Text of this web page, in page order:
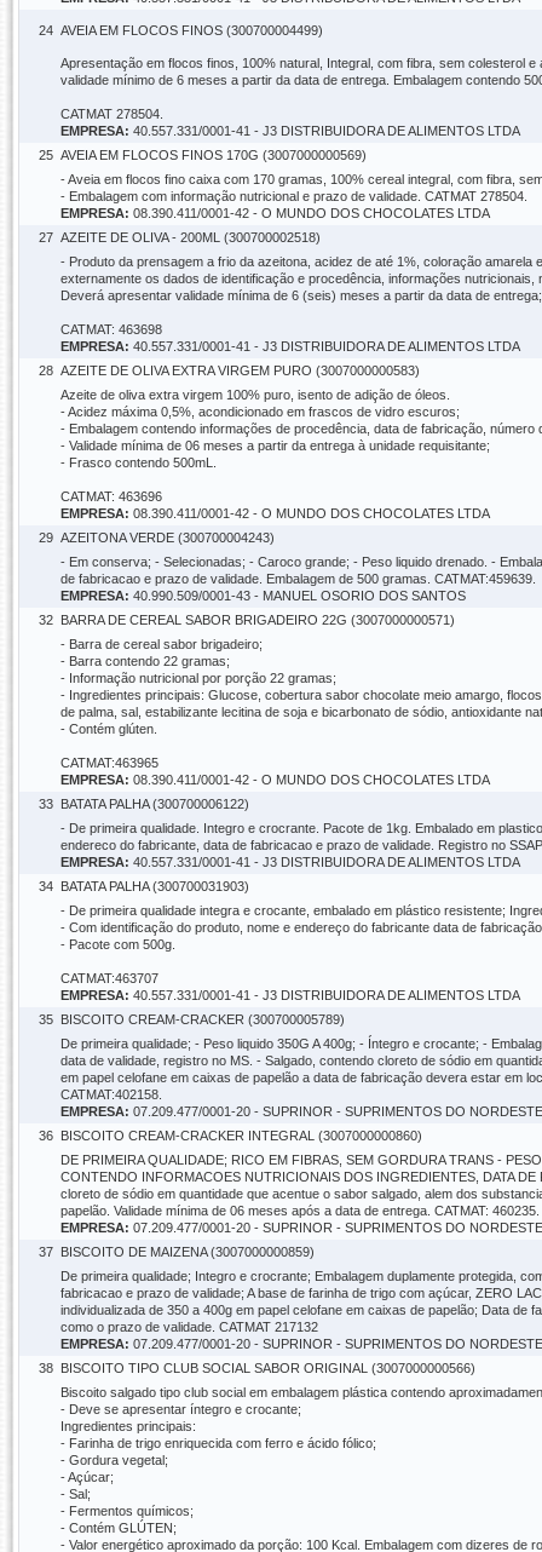
24 AVEIA EM FLOCOS FINOS (300700004499)
Apresentação em flocos finos, 100% natural, Integral, com fibra, sem colesterol
validade mínimo de 6 meses a partir da data de entrega. Embalagem contendo
CATMAT 278504.
EMPRESA: 40.557.331/0001-41 - J3 DISTRIBUIDORA DE ALIMENTOS LTDA
25 AVEIA EM FLOCOS FINOS 170G (3007000000569)
- Aveia em flocos fino caixa com 170 gramas, 100% cereal integral, com fibra,
- Embalagem com informação nutricional e prazo de validade. CATMAT 278504.
EMPRESA: 08.390.411/0001-42 - O MUNDO DOS CHOCOLATES LTDA
27 AZEITE DE OLIVA - 200ML (300700002518)
- Produto da prensagem a frio da azeitona, acidez de até 1%, coloração
externamente os dados de identificação e procedência, informações
Deverá apresentar validade mínima de 6 (seis) meses a partir da data de
CATMAT: 463698
EMPRESA: 40.557.331/0001-41 - J3 DISTRIBUIDORA DE ALIMENTOS LTDA
28 AZEITE DE OLIVA EXTRA VIRGEM PURO (3007000000583)
Azeite de oliva extra virgem 100% puro, isento de adição de óleos.
- Acidez máxima 0,5%, acondicionado em frascos de vidro escuros;
- Embalagem contendo informações de procedência, data de fabricação, número
- Validade mínima de 06 meses a partir da entrega à unidade requisitante;
- Frasco contendo 500mL.
CATMAT: 463696
EMPRESA: 08.390.411/0001-42 - O MUNDO DOS CHOCOLATES LTDA
29 AZEITONA VERDE (300700004243)
- Em conserva; - Selecionadas; - Caroco grande; - Peso liquido drenado. -
de fabricacao e prazo de validade. Embalagem de 500 gramas. CATMAT:459639.
EMPRESA: 40.990.509/0001-43 - MANUEL OSORIO DOS SANTOS
32 BARRA DE CEREAL SABOR BRIGADEIRO 22G (3007000000571)
- Barra de cereal sabor brigadeiro;
- Barra contendo 22 gramas;
- Informação nutricional por porção 22 gramas;
- Ingredientes principais: Glucose, cobertura sabor chocolate meio amargo,
de palma, sal, estabilizante lecitina de soja e bicarbonato de sódio, antioxidante
- Contém glúten.
CATMAT:463965
EMPRESA: 08.390.411/0001-42 - O MUNDO DOS CHOCOLATES LTDA
33 BATATA PALHA (300700006122)
- De primeira qualidade. Integro e crocrante. Pacote de 1kg. Embalado em
endereco do fabricante, data de fabricacao e prazo de validade. Registro no
EMPRESA: 40.557.331/0001-41 - J3 DISTRIBUIDORA DE ALIMENTOS LTDA
34 BATATA PALHA (300700031903)
- De primeira qualidade integra e crocante, embalado em plástico resistente;
- Com identificação do produto, nome e endereço do fabricante data de
- Pacote com 500g.
CATMAT:463707
EMPRESA: 40.557.331/0001-41 - J3 DISTRIBUIDORA DE ALIMENTOS LTDA
35 BISCOITO CREAM-CRACKER (300700005789)
De primeira qualidade; - Peso liquido 350G A 400g; - Íntegro e crocante; -
data de validade, registro no MS. - Salgado, contendo cloreto de sódio em
em papel celofane em caixas de papelão a data de fabricação devera estar em
CATMAT:402158.
EMPRESA: 07.209.477/0001-20 - SUPRINOR - SUPRIMENTOS DO
36 BISCOITO CREAM-CRACKER INTEGRAL (3007000000860)
DE PRIMEIRA QUALIDADE; RICO EM FIBRAS, SEM GORDURA TRANS -
CONTENDO INFORMACOES NUTRICIONAIS DOS INGREDIENTES, DATA
cloreto de sódio em quantidade que acentue o sabor salgado, alem dos
papelão. Validade mínima de 06 meses após a data de entrega. CATMAT: 460235.
EMPRESA: 07.209.477/0001-20 - SUPRINOR - SUPRIMENTOS DO
37 BISCOITO DE MAIZENA (3007000000859)
De primeira qualidade; Integro e crocrante; Embalagem duplamente protegida,
fabricacao e prazo de validade; A base de farinha de trigo com açúcar, ZERO
individualizada de 350 a 400g em papel celofane em caixas de papelão; Data
como o prazo de validade. CATMAT 217132
EMPRESA: 07.209.477/0001-20 - SUPRINOR - SUPRIMENTOS DO
38 BISCOITO TIPO CLUB SOCIAL SABOR ORIGINAL (3007000000566)
Biscoito salgado tipo club social em embalagem plástica contendo
- Deve se apresentar íntegro e crocante;
Ingredientes principais:
- Farinha de trigo enriquecida com ferro e ácido fólico;
- Gordura vegetal;
- Açúcar;
- Sal;
- Fermentos químicos;
- Contém GLÚTEN;
- Valor energético aproximado da porção: 100 Kcal. Embalagem com dizeres de